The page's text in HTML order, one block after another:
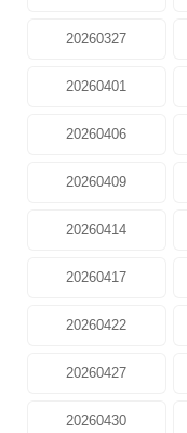
20260327
20260401
20260406
20260409
20260414
20260417
20260422
20260427
20260430